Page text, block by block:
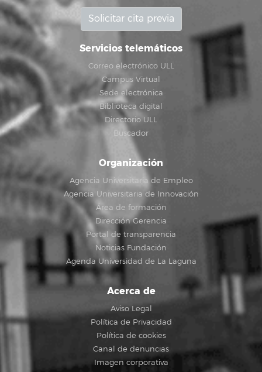
Solicitar cita previa
Servicios telemáticos
Correo electrónico ULL
Campus Virtual
Sede electrónica
Biblioteca digital
Directorio ULL
Buscador
Organización
Agencia Universitaria de Empleo
Agencia Universitaria de Innovación
Área de formación
Dirección Gerencia
Portal de transparencia
Noticias Fundación
Agenda Universidad de La Laguna
Acerca de
Aviso Legal
Política de Privacidad
Política de cookies
Canal de denuncias
Imagen corporativa